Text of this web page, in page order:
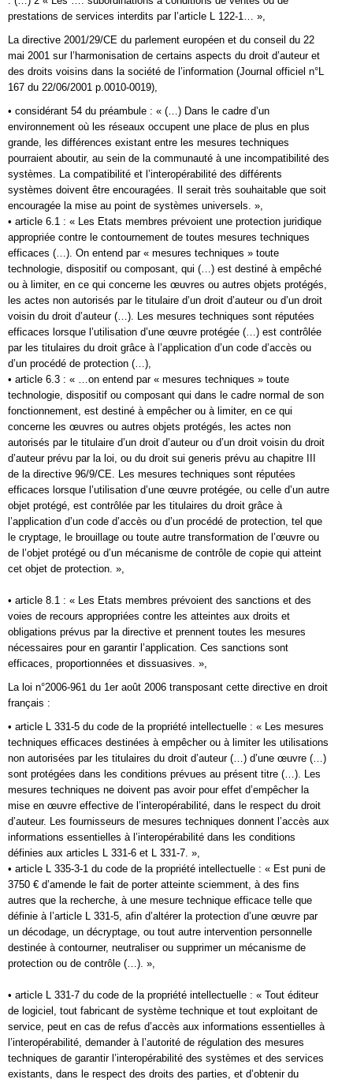
prestations de services interdits par l’article L 122-1… »,
La directive 2001/29/CE du parlement européen et du conseil du 22
mai 2001 sur l’harmonisation de certains aspects du droit d’auteur et
des droits voisins dans la société de l’information (Journal officiel n°L
167 du 22/06/2001 p.0010-0019),
• considérant 54 du préambule : « (…) Dans le cadre d’un
environnement où les réseaux occupent une place de plus en plus
grande, les différences existant entre les mesures techniques
pourraient aboutir, au sein de la communauté à une incompatibilité des
systèmes. La compatibilité et l’interopérabilité des différents
systèmes doivent être encouragées. Il serait très souhaitable que soit
encouragée la mise au point de systèmes universels. »,
• article 6.1 : « Les Etats membres prévoient une protection juridique
appropriée contre le contournement de toutes mesures techniques
efficaces (…). On entend par « mesures techniques » toute
technologie, dispositif ou composant, qui (…) est destiné à empêché
ou à limiter, en ce qui concerne les œuvres ou autres objets protégés,
les actes non autorisés par le titulaire d’un droit d’auteur ou d’un droit
voisin du droit d’auteur (…). Les mesures techniques sont réputées
efficaces lorsque l’utilisation d’une œuvre protégée (…) est contrôlée
par les titulaires du droit grâce à l’application d’un code d’accès ou
d’un procédé de protection (…),
• article 6.3 : « …on entend par « mesures techniques » toute
technologie, dispositif ou composant qui dans le cadre normal de son
fonctionnement, est destiné à empêcher ou à limiter, en ce qui
concerne les œuvres ou autres objets protégés, les actes non
autorisés par le titulaire d’un droit d’auteur ou d’un droit voisin du droit
d’auteur prévu par la loi, ou du droit sui generis prévu au chapitre III
de la directive 96/9/CE. Les mesures techniques sont réputées
efficaces lorsque l’utilisation d’une œuvre protégée, ou celle d’un autre
objet protégé, est contrôlée par les titulaires du droit grâce à
l’application d’un code d’accès ou d’un procédé de protection, tel que
le cryptage, le brouillage ou toute autre transformation de l’œuvre ou
de l’objet protégé ou d’un mécanisme de contrôle de copie qui atteint
cet objet de protection. »,
• article 8.1 : « Les Etats membres prévoient des sanctions et des
voies de recours appropriées contre les atteintes aux droits et
obligations prévus par la directive et prennent toutes les mesures
nécessaires pour en garantir l’application. Ces sanctions sont
efficaces, proportionnées et dissuasives. »,
La loi n°2006-961 du 1er août 2006 transposant cette directive en droit
français :
• article L 331-5 du code de la propriété intellectuelle : « Les mesures
techniques efficaces destinées à empêcher ou à limiter les utilisations
non autorisées par les titulaires du droit d’auteur (…) d’une œuvre (…)
sont protégées dans les conditions prévues au présent titre (…). Les
mesures techniques ne doivent pas avoir pour effet d’empêcher la
mise en œuvre effective de l’interopérabilité, dans le respect du droit
d’auteur. Les fournisseurs de mesures techniques donnent l’accès aux
informations essentielles à l’interopérabilité dans les conditions
définies aux articles L 331-6 et L 331-7. »,
• article L 335-3-1 du code de la propriété intellectuelle : « Est puni de
3750 € d’amende le fait de porter atteinte sciemment, à des fins
autres que la recherche, à une mesure technique efficace telle que
définie à l’article L 331-5, afin d’altérer la protection d’une œuvre par
un décodage, un décryptage, ou tout autre intervention personnelle
destinée à contourner, neutraliser ou supprimer un mécanisme de
protection ou de contrôle (…). »,
• article L 331-7 du code de la propriété intellectuelle : « Tout éditeur
de logiciel, tout fabricant de système technique et tout exploitant de
service, peut en cas de refus d’accès aux informations essentielles à
l’interopérabilité, demander à l’autorité de régulation des mesures
techniques de garantir l’interopérabilité des systèmes et des services
existants, dans le respect des droits des parties, et d’obtenir du